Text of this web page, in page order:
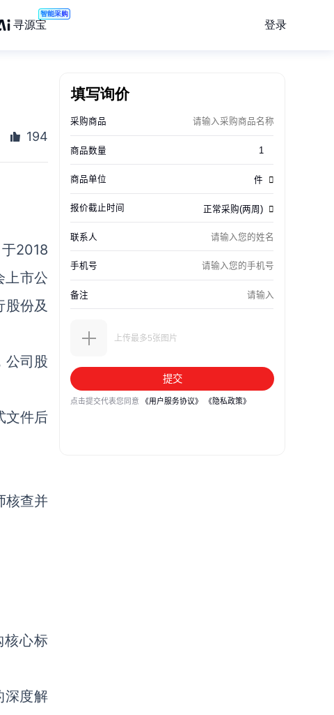
寻源宝
智能采购
登录
194
2018
上市公
份及
公司股
文件后
核查并
核心标
深度解
填写询价